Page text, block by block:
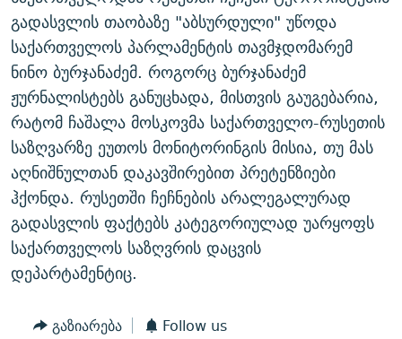
ᲛᲝᲚᲐᲞᲐᲠᲐᲙᲔ ᲢᲔᲥᲡᲢᲔᲑᲘ
ᲨᲘᲜ - ᲣᲪᲮᲝᲔᲗᲨᲘ
ᲚᲘᲢᲔᲠᲐᲢᲣᲠᲣᲚᲘ ᲬᲐᲮᲜᲐᲒᲔᲑᲘ
ᲐᲛᲔᲠᲘᲙᲣᲚᲘ ᲛᲝᲗᲮᲠᲝᲑᲐ
ᲘᲛᲞᲔᲠᲘᲐ ᲓᲐ ᲠᲐᲓᲘᲝ
ᲩᲔᲛᲘ ᲡᲘᲙᲕᲓᲘᲚᲘᲡ ᲛᲘᲖᲔᲖᲘᲐ COVID-19
11 ᲬᲔᲚᲘ - 11 ᲐᲛᲑᲐᲕᲘ
ᲡᲐᲞᲐᲠᲚᲐᲛᲔᲜᲢᲝ ᲐᲠᲩᲔᲕᲜᲔᲑᲘᲡ ᲘᲡᲢᲝᲠᲘᲐ
ᲑᲐᲕᲨᲕᲔᲑᲘ ᲞᲠᲝᲡᲢᲘᲢᲣᲪᲘᲐᲨᲘ - ᲐᲛᲝᲣᲗᲥᲛᲔᲚᲘ ᲐᲛᲑᲐᲕᲘ
5 ᲐᲛᲑᲐᲕᲘ - 20 ᲘᲕᲜᲘᲡᲡ ᲓᲐᲨᲐᲕᲔᲑᲣᲚᲔᲑᲘ
ᲐᲒᲕᲘᲡᲢᲝᲡ ᲝᲛᲘ
ПРИВЕТ ᲙᲣᲚᲢᲣᲠᲐ
ᲒᲐᲛᲝᲘᲬᲔᲠᲔ
რთე/რთ-ის ყველა საიტი
გადასვლის თაობაზე "აბსურდული" უწოდა
საქართველოს პარლამენტის თავმჯდომარემ
ნინო ბურჯანაძემ. როგორც ბურჯანაძემ
ჟურნალისტებს განუცხადა, მისთვის გაუგებარია,
რატომ ჩაშალა მოსკოვმა საქართველო-რუსეთის
საზღვარზე ეუთოს მონიტორინგის მისია, თუ მას
აღნიშნულთან დაკავშირებით პრეტენზიები
ჰქონდა. რუსეთში ჩეჩნების არალეგალურად
გადასვლის ფაქტებს კატეგორიულად უარყოფს
საქართველოს საზღვრის დაცვის
დეპარტამენტიც.
გაზიარება Follow us